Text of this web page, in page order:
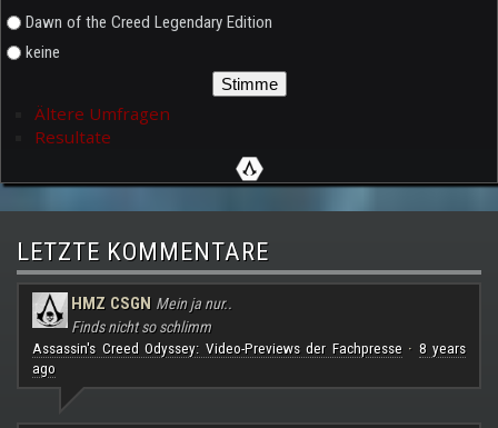
Dawn of the Creed Legendary Edition
keine
Ältere Umfragen
Resultate
LETZTE KOMMENTARE
HMZ CSGN Mein ja nur..
Finds nicht so schlimm
Assassin's Creed Odyssey: Video-Previews der Fachpresse· 8 years
ago